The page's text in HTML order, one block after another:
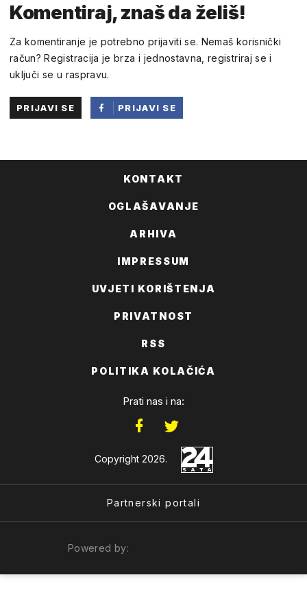
Komentiraj, znaš da želiš!
Za komentiranje je potrebno prijaviti se. Nemaš korisnički
račun? Registracija je brza i jednostavna, registriraj se i
uključi se u raspravu.
PRIJAVI SE
PRIJAVI SE
KONTAKT
OGLAŠAVANJE
ARHIVA
IMPRESSUM
UVJETI KORIŠTENJA
PRIVATNOST
RSS
POLITIKA KOLAČIĆA
Prati nas i na:
Copyright 2026.
Partnerski portali
Powered by: